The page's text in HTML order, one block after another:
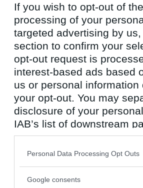
If you wish to opt-out of
processing of your
targeted advertising by
section to confirm your
opt-out request is
interest-based ads based
us or personal
your opt-out. You may
disclosure of your
IAB’s list of downstream
also be disclosed by us
Downstream Participants
Please note that this
Personal Data Processing Opt Outs
Google consents
Antal inlägg:
Rombis- Ej medlem längre
Antal inlägg:
12458
Vild Ren
petit tess
Antal inlägg: